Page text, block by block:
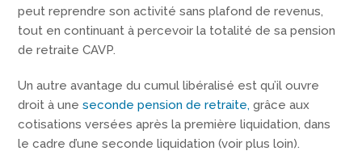
peut reprendre son activité sans plafond de revenus,
tout en continuant à percevoir la totalité de sa pension
de retraite CAVP.
Un autre avantage du cumul libéralisé est qu’il ouvre
droit à uneseconde pension de retraite, grâce aux
cotisations versées après la première liquidation, dans
le cadre d’une seconde liquidation (voir plus loin).